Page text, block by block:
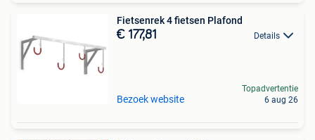
Fietsenrek 4 fietsen Plafond
€ 177,81 Details
Bezoek website
Topadvertentie
6 aug 26